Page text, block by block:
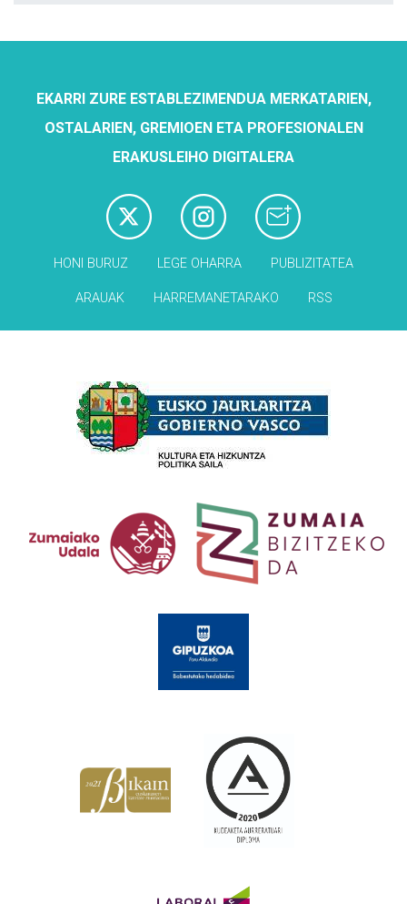
EKARRI ZURE ESTABLEZIMENDUA MERKATARIEN,
OSTALARIEN, GREMIOEN ETA PROFESIONALEN
ERAKUSLEIHO DIGITALERA
HONI BURUZ LEGE OHARRA PUBLIZITATEA
ARAUAK HARREMANETARAKO RSS